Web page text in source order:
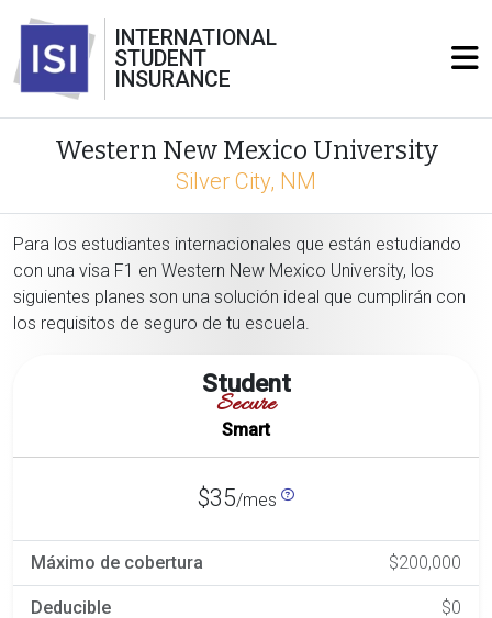
INTERNATIONAL
STUDENT
INSURANCE
Western New Mexico University
Silver City, NM
Para los estudiantes internacionales que están estudiando
con una visa F1 en Western New Mexico University, los
siguientes planes son una solución ideal que cumplirán con
los requisitos de seguro de tu escuela.
Student
Secure
Smart
$35/mes
Máximo de cobertura $200,000
Deducible $0